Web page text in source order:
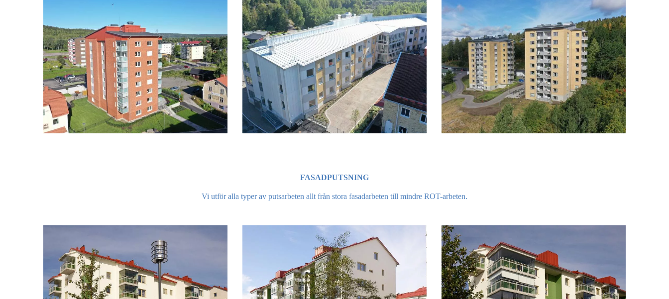
FASADPUTSNING
Vi utför alla typer av putsarbeten allt från stora fasadarbeten till mindre ROT-arbeten.